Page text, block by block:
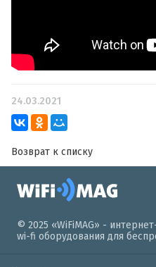
24.03.2021
Возврат к списку
© 2025 «WiFiMAG» -
wi-fi оборудования для